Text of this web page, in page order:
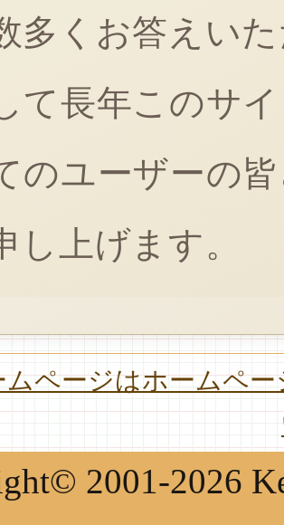
多くお答えい
て長年このサ
のユーザーの
し上げます。
ページはホームペ
2001-2026